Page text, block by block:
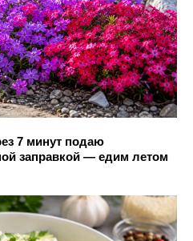
7 минут подаю
заправкой — едим летом